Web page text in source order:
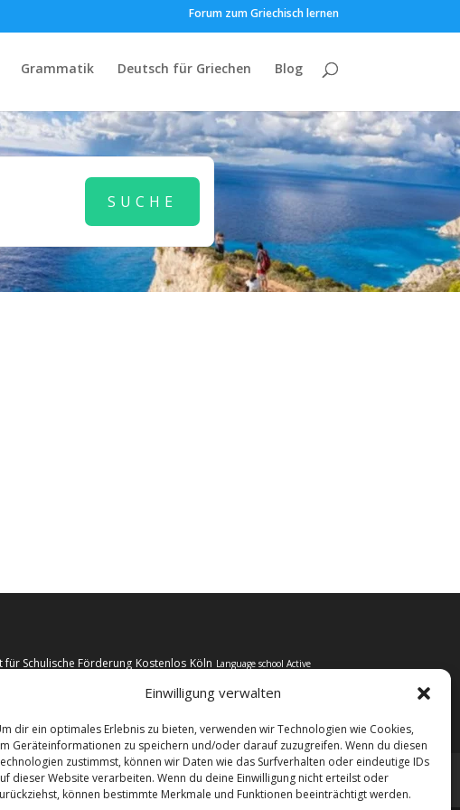
Einwilligung verwalten
dir ein optimales Erlebnis zu bieten, verwenden wir Technologien wie Cookies,
Geräteinformationen zu speichern und/oder darauf zuzugreifen. Wenn du diesen
zustimmst, können wir Daten wie das Surfverhalten oder eindeutige IDs
dieser Website verarbeiten. Wenn du deine Einwilligung nicht erteilst oder
können bestimmte Merkmale und Funktionen beeinträchtigt werden.
Forum zum Griechisch lernen
Grammatik Deutsch für Griechen Blog
für Schulische Förderung Kostenlos Köln Language school Active
Sprachschule Verben